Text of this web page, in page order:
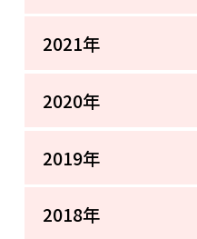
2021年
2020年
2019年
2018年